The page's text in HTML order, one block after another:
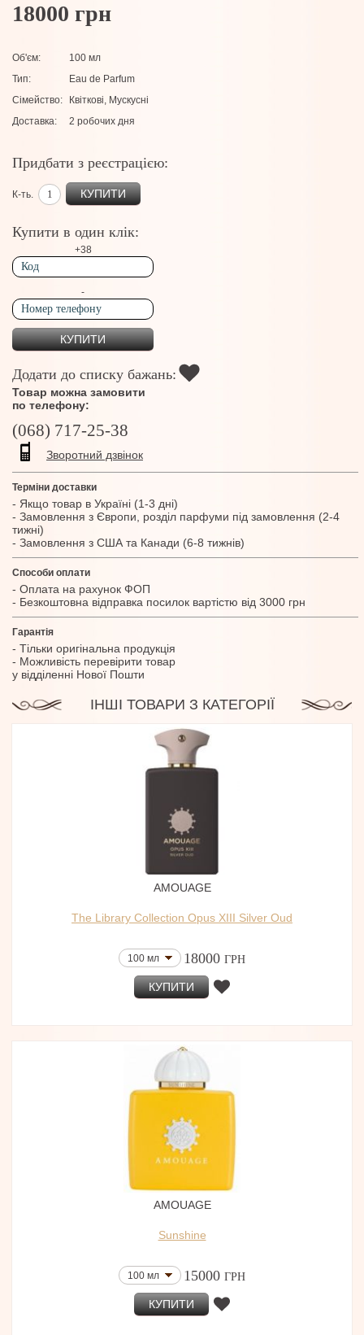
Об'єм:
100 мл
Тип:
Eau de Parfum
Сімейство:
Квіткові, Мускусні
Доставка:
2 робочих дня
18000 грн
Придбати з реєстрацією:
К-ть. КУПИТИ
Купити в один клік:
+38
-
Додати до списку бажань:
Товар можна замовити
по телефону:
(068) 717-25-38
Зворотний дзвінок
Терміни доставки
- Якщо товар в Україні (1-3 дні)
- Замовлення з Європи, розділ парфуми під замовлення (2-4
тижні)
- Замовлення з США та Канади (6-8 тижнів)
Способи оплати
- Оплата на рахунок ФОП
- Безкоштовна відправка посилок вартістю від 3000 грн
Гарантія
- Тільки оригінальна продукція
- Можливість перевірити товар
у відділенні Нової Пошти
ІНШІ ТОВАРИ З КАТЕГОРІЇ
AMOUAGE
The Library Collection Opus XIII Silver Oud
100 мл 18000 ГРН
КУПИТИ
AMOUAGE
Sunshine
100 мл 15000 ГРН
КУПИТИ